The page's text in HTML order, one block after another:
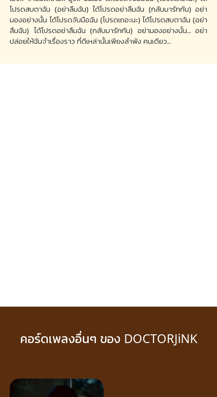
โปรดสบตาฉัน (อย่าลืมฉัน) ได้โปรดอย่าลืมฉัน (กลับมารักกัน) อย่า
มองอย่างนั้น ได้โปรดจับมือฉัน (โปรดเถอะนะ) ได้โปรดสบตาฉัน (อย่า
ลืมฉัน) ได้โปรดอย่าลืมฉัน (กลับมารักกัน) อย่ามองอย่างนั้น.. อย่า
ปล่อยให้ฉันจำเรื่องราว ที่ดีเหล่านั้นเพียงลำพัง คนเดียว..
คอร์ดเพลงอื่นๆ ของ DOCTORJiNK